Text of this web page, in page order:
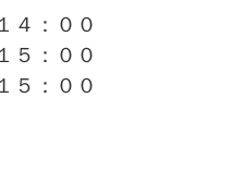
：００
：００
：００